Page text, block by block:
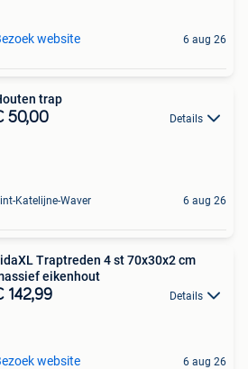
website 6 aug 26
trap
50,00 Details
Katelijne-Waver 6 aug 26
Traptreden 4 st 70x30x2 cm
eikenhout
142,99 Details
website 6 aug 26